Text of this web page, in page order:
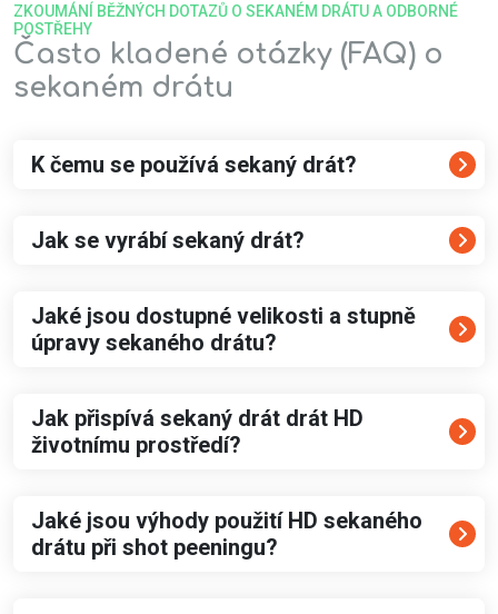
Často kladené otázky (FAQ) o
sekaném drátu
ZKOUMÁNÍ BĚŽNÝCH DOTAZŮ O SEKANÉM DRÁTU A ODBORNÉ
POSTŘEHY
K čemu se používá sekaný drát?
Jak se vyrábí sekaný drát?
Jaké jsou dostupné velikosti a stupně
úpravy sekaného drátu?
Jak přispívá sekaný drát drát HD
životnímu prostředí?
Jaké jsou výhody použití HD sekaného
drátu při shot peeningu?